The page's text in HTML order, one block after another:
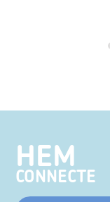
HEM
CONNECTE